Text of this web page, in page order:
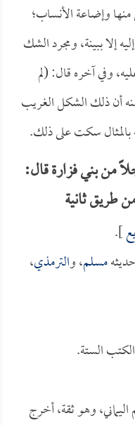
وإضاعة الأنساب؛
إلا ببينة، ومجرد الشك
وفي آخره قال: (لم
أن ذلك الشكل الغريب
سكت على ذلك.
من بني فزارة قال:
طريق ثانية
].
مسلم، والترمذي،
الستة.
اليماني، وهو ثقة، أخرج